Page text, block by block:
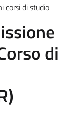
corsi di studio
di